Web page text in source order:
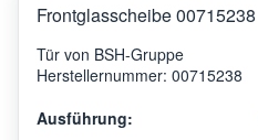
Frontglasscheibe 00715238
Tür von BSH-Gruppe
Herstellernummer: 00715238
Ausführung: